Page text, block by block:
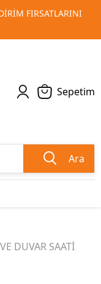
VE MATBAA
Sepetim
Ara
DUVAR SAATİ